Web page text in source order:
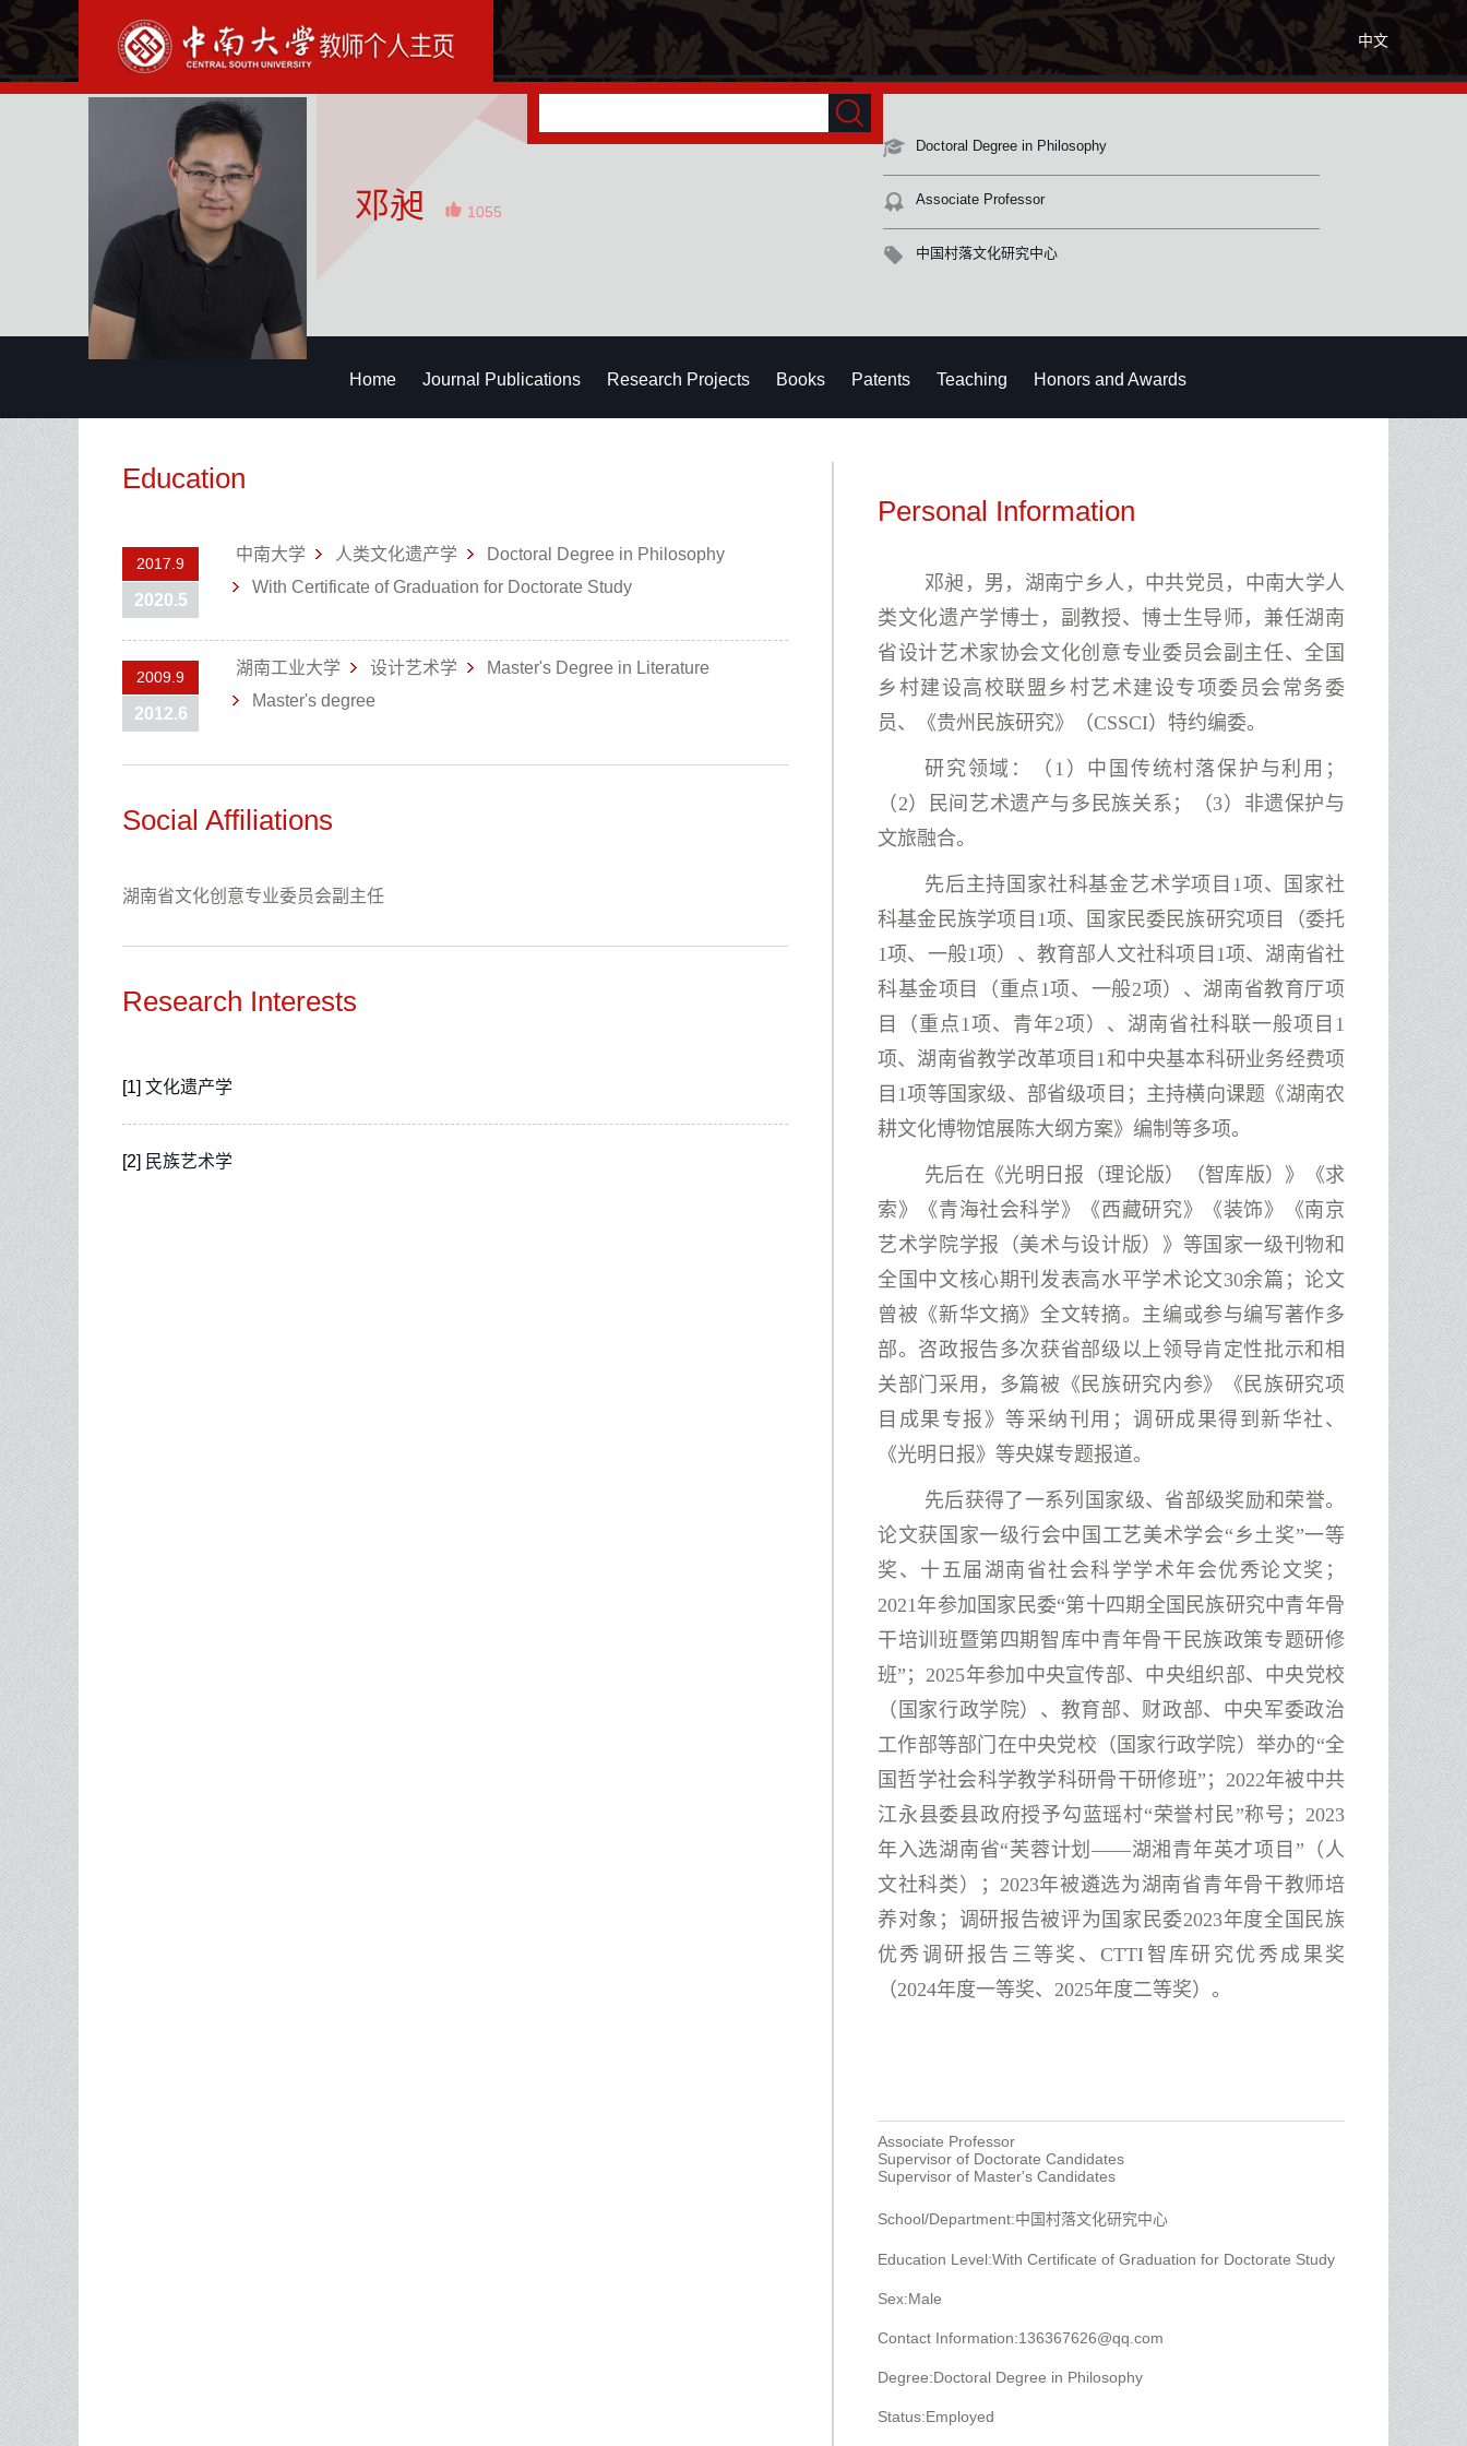
中文
邓昶 1055
Doctoral Degree in Philosophy
Associate Professor
中国村落文化研究中心
Home Journal Publications Research Projects Books Patents Teaching Honors and Awards
Education
2017.9
2020.5
中南大学 人类文化遗产学
Doctoral Degree in Philosophy
With Certificate of Graduation for Doctorate Study
2009.9
2012.6
湖南工业大学 设计艺术学
Master's Degree in Literature
Master's degree
Social Affiliations
湖南省文化创意专业委员会副主任
Research Interests
[1] 文化遗产学
[2] 民族艺术学
Personal Information
邓昶，男，湖南宁乡人，中共党员，中南大学人
类文化遗产学博士，副教授、博士生导师，兼任湖南
省设计艺术家协会文化创意专业委员会副主任、全国
乡村建设高校联盟乡村艺术建设专项委员会常务委
员、
《贵州民族研究》（CSSCI）特约编委。
研究领域：（1）中国传统村落保护与利用；
（2）民间艺术遗产与多民族关系；（3）非遗保护与
文旅融合。
先后主持国家社科基金艺术学项目1项、国家社
科基金民族学项目1项、国家民委民族研究项目（委托
1项、一般1项）、教育部人文社科项目1项、 湖南省社
科基金项目（重点1项、一般2项）、湖南省教育厅项
目（重点1项、青年2项）、湖南省社科联一般项目1
项、湖南省教学改革项目1和中央基本科研业务经费项
目1项等国家级、部省级项目；主持横向课题《湖南农
耕文化博物馆展陈大纲方案》编制等多项。
先后在《光明日报（理论版）（智库版）》《求
索》《青海社会科学》《西藏研究》《装饰》《南京
艺术学院学报（美术与设计版）》等国家一级刊物和
全国中文核心期刊发表高水平学术论文30余篇； 论文
曾被《新华文摘》全文转摘。主编或参与编写著作多
部。咨政报告多次获省部级以上领导肯定性批示和相
关部门采用，多篇被 《民族研究内参》
《民族研究项
目成果专报》等采纳刊用 ；调研成果得到新华社、
《光明日报》等央媒专题报道。
先后获得了一系列国家级、省部级奖励和荣誉。
论文获国家一级行会中国工艺美术学会“乡土奖”一等
奖、十五届湖南省社会科学学术年会优秀论文奖；
2021年参加国家民委“第十四期全国民族研究中青年骨
干培训班暨第四期智库中青年骨干民族政策专题研修
班”；2025年参加中央宣传部、中央组织部、中央党校
（国家行政学院）、教育部、财政部、中央军委政治
工作部等部门在中央党校（国家行政学院）举办的“全
国哲学社会科学教学科研骨干研修班” ； 2022年被中共
江永县委县政府授予勾蓝瑶村“荣誉村民”称号；2023
年入选湖南省“芙蓉计划——湖湘青年英才项目”（人
文社科类）；2023年被遴选为湖南省青年骨干教师培
养对象；调研报告被评为国家民委2023年度全国民族
优秀调研报告三等奖、CTTI智库研究优秀成果奖
（2024年度一等奖、2025年度二等奖）。
Associate Professor
Supervisor of Doctorate Candidates
Supervisor of Master's Candidates
School/Department:中国村落文化研究中心
Education Level:With Certificate of Graduation for Doctorate Study
Sex:Male
Contact Information:136367626@qq.com
Degree:Doctoral Degree in Philosophy
Status:Employed